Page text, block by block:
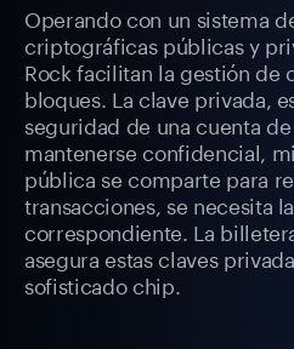
Operando con un sistema
criptográficas públicas y
Rock facilitan la gestión de
bloques. La clave privada,
seguridad de una cuenta
mantenerse confidencial,
pública se comparte para
transacciones, se necesita
correspondiente. La
asegura estas claves
sofisticado chip.